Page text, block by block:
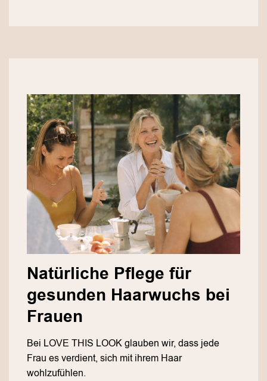
Natürliche Pflege für
gesunden Haarwuchs bei
Frauen
Bei LOVE THIS LOOK glauben wir, dass jede
Frau es verdient, sich mit ihrem Haar
wohlzufühlen.